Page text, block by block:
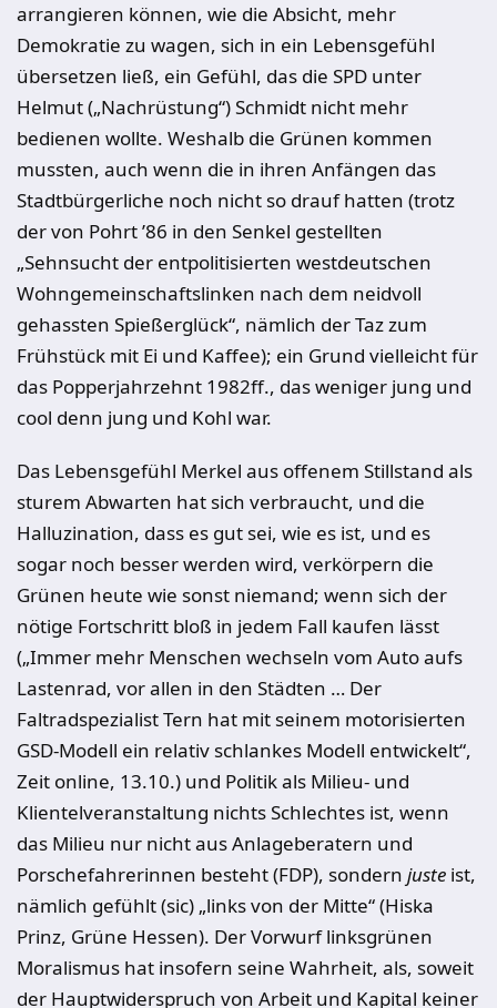
arrangieren können, wie die Absicht, mehr
Demokratie zu wagen, sich in ein Lebensgefühl
übersetzen ließ, ein Gefühl, das die SPD unter
Helmut („Nachrüstung“) Schmidt nicht mehr
bedienen wollte. Weshalb die Grünen kommen
mussten, auch wenn die in ihren Anfängen das
Stadtbürgerliche noch nicht so drauf hatten (trotz
der von Pohrt ’86 in den Senkel gestellten
„Sehnsucht der entpolitisierten westdeutschen
Wohngemeinschaftslinken nach dem neidvoll
gehassten Spießerglück“, nämlich der Taz zum
Frühstück mit Ei und Kaffee); ein Grund vielleicht für
das Popperjahrzehnt 1982ff., das weniger jung und
cool denn jung und Kohl war.
Das Lebensgefühl Merkel aus offenem Stillstand als
sturem Abwarten hat sich verbraucht, und die
Halluzination, dass es gut sei, wie es ist, und es
sogar noch besser werden wird, verkörpern die
Grünen heute wie sonst niemand; wenn sich der
nötige Fortschritt bloß in jedem Fall kaufen lässt
(„Immer mehr Menschen wechseln vom Auto aufs
Lastenrad, vor allen in den Städten … Der
Faltradspezialist Tern hat mit seinem motorisierten
GSD-Modell ein relativ schlankes Modell entwickelt“,
Zeit online, 13.10.) und Politik als Milieu- und
Klientelveranstaltung nichts Schlechtes ist, wenn
das Milieu nur nicht aus Anlageberatern und
Porschefahrerinnen besteht (FDP), sondern juste ist,
nämlich gefühlt (sic) „links von der Mitte“ (Hiska
Prinz, Grüne Hessen). Der Vorwurf linksgrünen
Moralismus hat insofern seine Wahrheit, als, soweit
der Hauptwiderspruch von Arbeit und Kapital keiner